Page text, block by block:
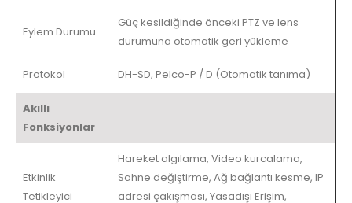
Eylem Durumu
Güç kesildiğinde önceki PTZ ve lens
durumuna otomatik geri yükleme
Protokol DH-SD, Pelco-P / D (Otomatik tanıma)
Akıllı
Fonksiyonlar
Etkinlik
Tetikleyici
Hareket algılama, Video kurcalama,
Sahne değiştirme, Ağ bağlantı kesme, IP
adresi çakışması, Yasadışı Erişim,